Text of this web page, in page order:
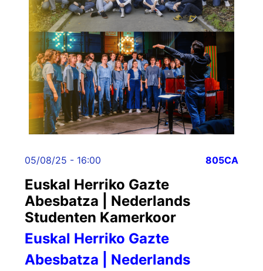
05/08/25 - 16:00 805CA
Euskal Herriko Gazte
Abesbatza | Nederlands
Studenten Kamerkoor
Euskal Herriko Gazte
Abesbatza | Nederlands